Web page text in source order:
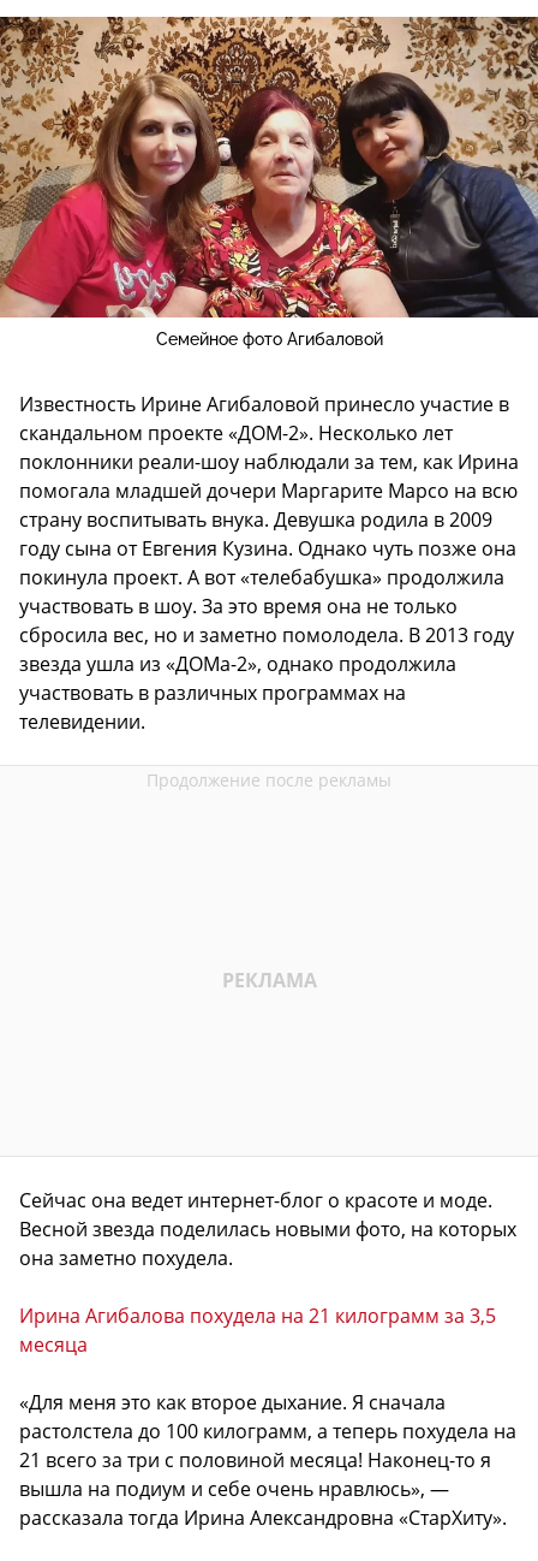
Семейное фото Агибаловой
Известность Ирине Агибаловой принесло участие в
скандальном проекте «ДОМ-2». Несколько лет
поклонники реали-шоу наблюдали за тем, как Ирина
помогала младшей дочери Маргарите Марсо на всю
страну воспитывать внука. Девушка родила в 2009
году сына от Евгения Кузина. Однако чуть позже она
покинула проект. А вот «телебабушка» продолжила
участвовать в шоу. За это время она не только
сбросила вес, но и заметно помолодела. В 2013 году
звезда ушла из «ДОМа-2», однако продолжила
участвовать в различных программах на
телевидении.
Сейчас она ведет интернет-блог о красоте и моде.
Весной звезда поделилась новыми фото, на которых
она заметно похудела.
Ирина Агибалова похудела на 21 килограмм за 3,5
месяца
«Для меня это как второе дыхание. Я сначала
растолстела до 100 килограмм, а теперь похудела на
21 всего за три с половиной месяца! Наконец-то я
вышла на подиум и себе очень нравлюсь», —
рассказала тогда Ирина Александровна «СтарХиту».